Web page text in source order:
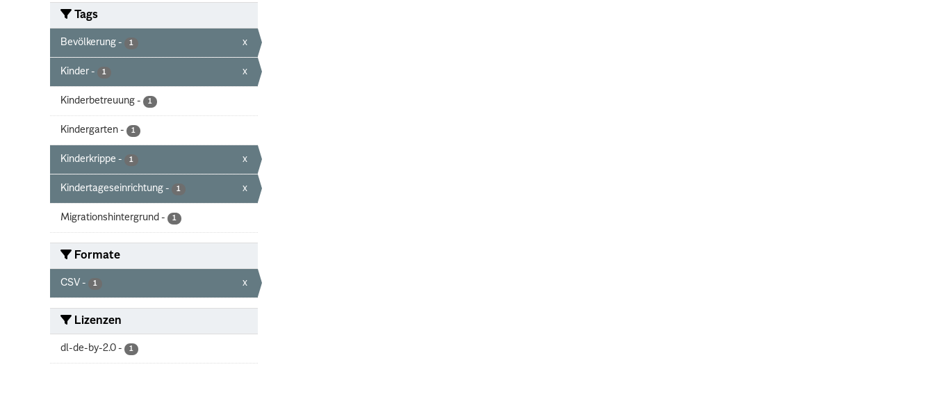
Tags
Bevölkerung - 1 x
Kinder - 1 x
Kinderbetreuung - 1
Kindergarten - 1
Kinderkrippe - 1 x
Kindertageseinrichtung - 1 x
Migrationshintergrund - 1
Formate
CSV - 1 x
Lizenzen
dl-de-by-2.0 - 1